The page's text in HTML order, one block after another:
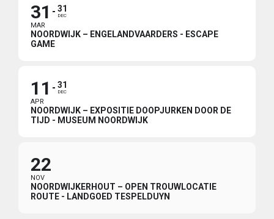
31
MAR
31
DEC
NOORDWIJK – ENGELANDVAARDERS - ESCAPE
GAME
11
APR
31
DEC
NOORDWIJK – EXPOSITIE DOOPJURKEN DOOR DE
TIJD - MUSEUM NOORDWIJK
22
NOV
NOORDWIJKERHOUT – OPEN TROUWLOCATIE
ROUTE - LANDGOED TESPELDUYN